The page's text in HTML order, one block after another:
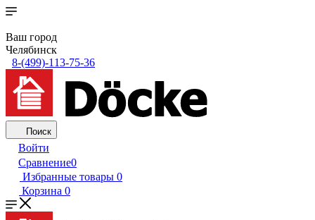
Ваш город
Челябинск
8-(499)-113-75-36
Поиск
Войти
Сравнение0
Избранные товары 0
Корзина 0